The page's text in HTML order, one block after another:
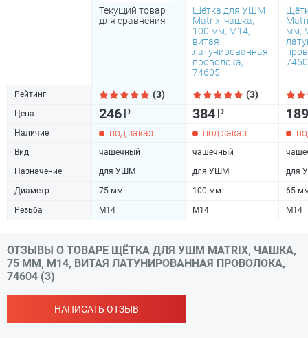
Текущий товар
для сравнения
Щётка для УШМ
Matrix, чашка,
100 мм, М14,
витая
латунированная
проволока,
74605
мм,
Рейтинг (3) (3)
Цена 246₽ 384₽
Наличие под заказ под заказ
Вид чашечный чашечный
Назначение
для УШМ для УШМ
для
Диаметр
75 мм 100 мм
65
Резьба
М14 М14 М14
ОТЗЫВЫ О ТОВАРЕ ЩЁТКА ДЛЯ УШМ MATRIX, ЧАШКА,
75 ММ, М14, ВИТАЯ ЛАТУНИРОВАННАЯ ПРОВОЛОКА,
74604 (3)
НАПИСАТЬ ОТЗЫВ